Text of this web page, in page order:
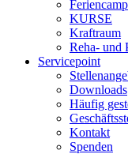
KURSE
Kraftraum
Reha- und
Servicepoint
Downloads
Häufig
Kontakt
Spenden